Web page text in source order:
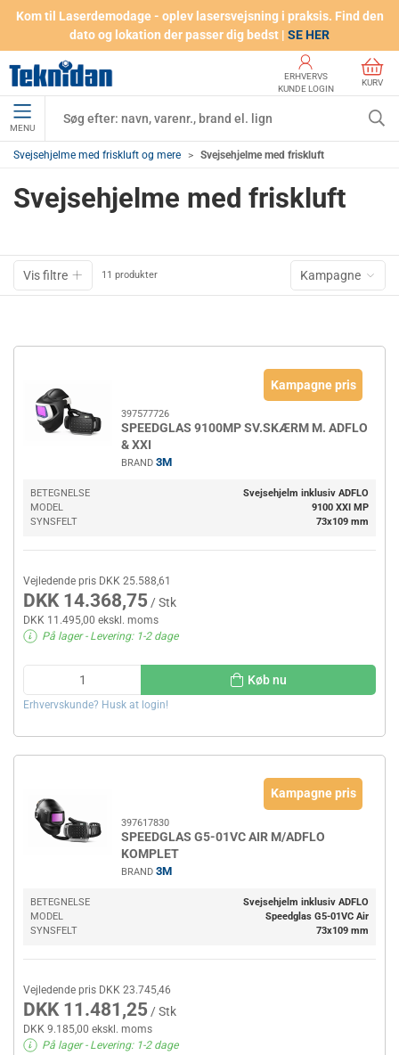
Kom til Laserdemodage - oplev lasersvejsning i praksis. Find den
dato og lokation der passer dig bedst | SE HER
ERHVERVS
KUNDE LOGIN
KURV
MENU
Svejsehjelme med friskluft og mere Svejsehjelme med friskluft
Svejsehjelme med friskluft
Vis filtre 11 produkter Kampagne
Kampagne pris
397577726
SPEEDGLAS 9100MP SV.SKÆRM M. ADFLO
& XXI
BRAND 3M
BETEGNELSE
Svejsehjelm inklusiv ADFLO
MODEL
9100 XXI MP
SYNSFELT
73x109 mm
Vejledende pris DKK 25.588,61
DKK 14.368,75 / Stk
DKK 11.495,00 ekskl. moms
På lager- Levering: 1-2 dage
Køb nu
Erhvervskunde? Husk at login!
Kampagne pris
397617830
SPEEDGLAS G5-01VC AIR M/ADFLO
KOMPLET
BRAND 3M
BETEGNELSE
Svejsehjelm inklusiv ADFLO
MODEL
Speedglas G5-01VC Air
SYNSFELT
73x109 mm
Vejledende pris DKK 23.745,46
DKK 11.481,25 / Stk
DKK 9.185,00 ekskl. moms
På lager- Levering: 1-2 dage